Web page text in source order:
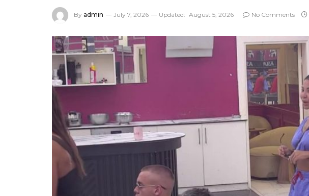
By admin July 7, 2026 Updated: August 5, 2026 No Comments